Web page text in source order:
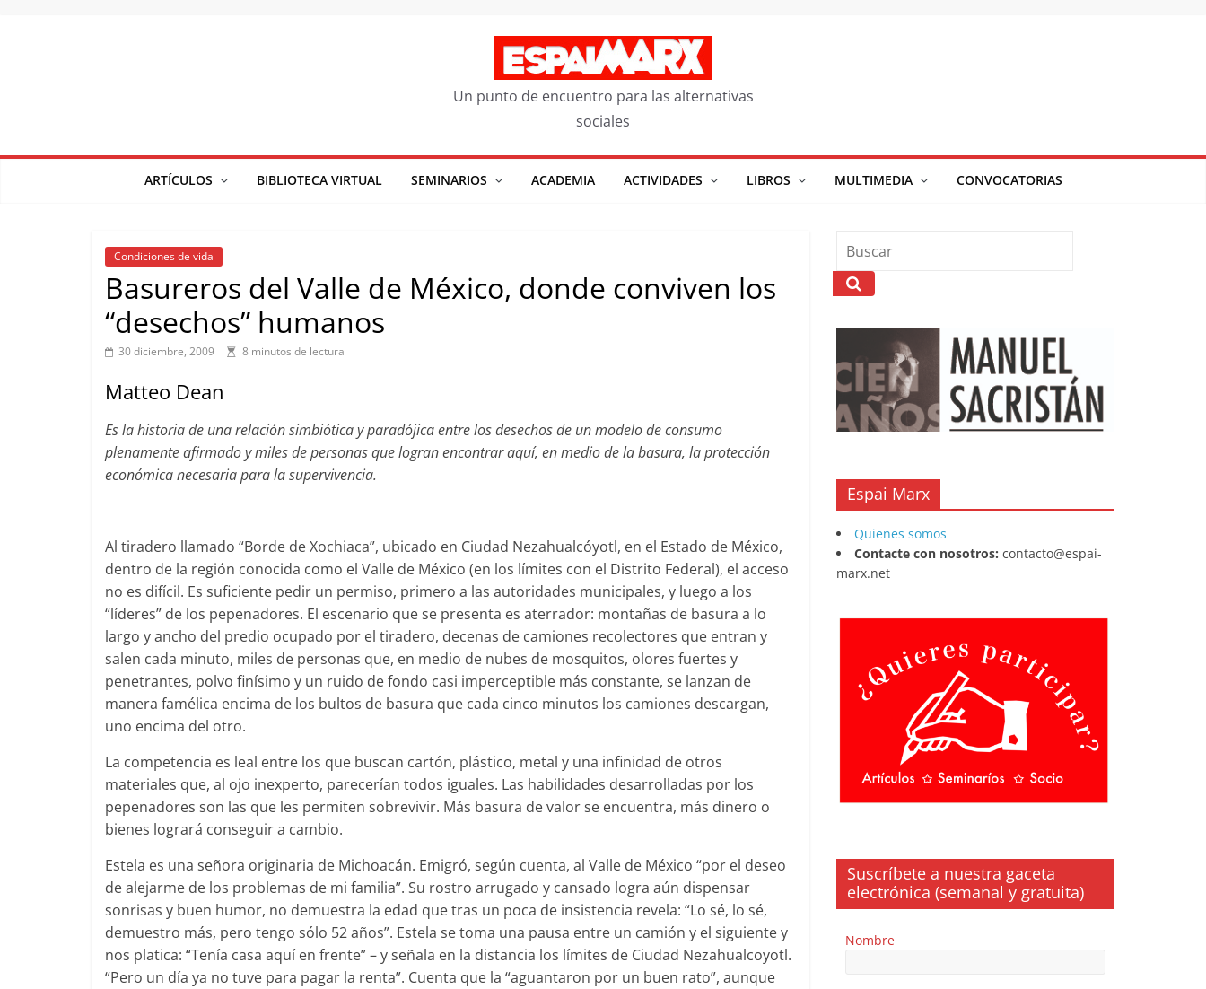
Un punto de encuentro para las alternativas
sociales
ARTÍCULOS BIBLIOTECA VIRTUAL SEMINARIOS ACADEMIA ACTIVIDADES LIBROS MULTIMEDIA CONVOCATORIAS
Condiciones de vida
Basureros del Valle de México, donde conviven los
“desechos” humanos
30 diciembre, 2009 8 minutos de lectura
Matteo Dean
Es la historia de una relación simbiótica y paradójica entre los desechos de un modelo de consumo
plenamente afirmado y miles de personas que logran encontrar aquí, en medio de la basura, la protección
económica necesaria para la supervivencia.
Al tiradero llamado “Borde de Xochiaca”, ubicado en Ciudad Nezahualcóyotl, en el Estado de México,
dentro de la región conocida como el Valle de México (en los límites con el Distrito Federal), el acceso
no es difícil. Es suficiente pedir un permiso, primero a las autoridades municipales, y luego a los
“líderes” de los pepenadores. El escenario que se presenta es aterrador: montañas de basura a lo
largo y ancho del predio ocupado por el tiradero, decenas de camiones recolectores que entran y
salen cada minuto, miles de personas que, en medio de nubes de mosquitos, olores fuertes y
penetrantes, polvo finísimo y un ruido de fondo casi imperceptible más constante, se lanzan de
manera famélica encima de los bultos de basura que cada cinco minutos los camiones descargan,
uno encima del otro.
La competencia es leal entre los que buscan cartón, plástico, metal y una infinidad de otros
materiales que, al ojo inexperto, parecerían todos iguales. Las habilidades desarrolladas por los
pepenadores son las que les permiten sobrevivir. Más basura de valor se encuentra, más dinero o
bienes logrará conseguir a cambio.
Estela es una señora originaria de Michoacán. Emigró, según cuenta, al Valle de México “por el deseo
de alejarme de los problemas de mi familia”. Su rostro arrugado y cansado logra aún dispensar
sonrisas y buen humor, no demuestra la edad que tras un poca de insistencia revela: “Lo sé, lo sé,
demuestro más, pero tengo sólo 52 años”. Estela se toma una pausa entre un camión y el siguiente y
nos platica: “Tenía casa aquí en frente” – y señala en la distancia los límites de Ciudad Nezahualcoyotl.
“Pero un día ya no tuve para pagar la renta”. Cuenta que la “aguantaron por un buen rato”, aunque
Espai Marx
Quienes somos
Contacte con nosotros: contacto@espai-
marx.net
Suscríbete a nuestra gaceta
electrónica (semanal y gratuita)
Nombre